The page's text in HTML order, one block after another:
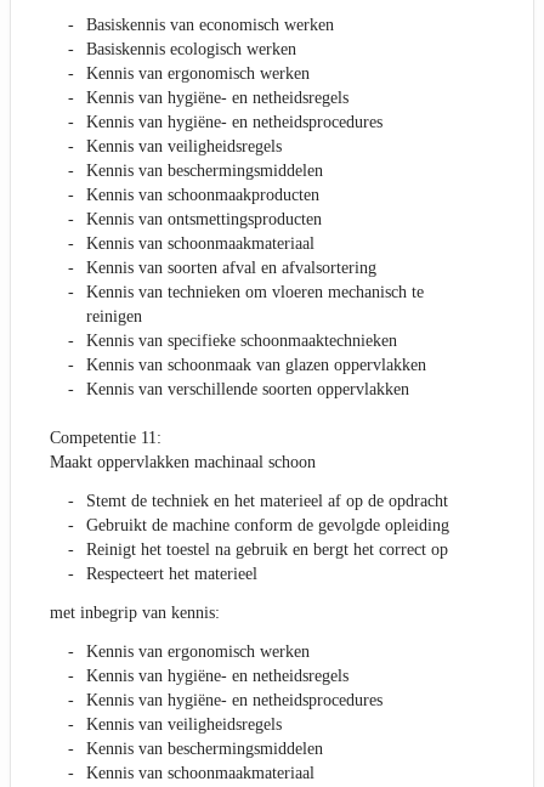
Basiskennis van economisch werken
Basiskennis ecologisch werken
Kennis van ergonomisch werken
Kennis van hygiëne- en netheidsregels
Kennis van hygiëne- en netheidsprocedures
Kennis van veiligheidsregels
Kennis van beschermingsmiddelen
Kennis van schoonmaakproducten
Kennis van ontsmettingsproducten
Kennis van schoonmaakmateriaal
Kennis van soorten afval en afvalsortering
Kennis van technieken om vloeren mechanisch te
reinigen
Kennis van specifieke schoonmaaktechnieken
Kennis van schoonmaak van glazen oppervlakken
Kennis van verschillende soorten oppervlakken
Competentie 11:
Maakt oppervlakken machinaal schoon
Stemt de techniek en het materieel af op de opdracht
Gebruikt de machine conform de gevolgde opleiding
Reinigt het toestel na gebruik en bergt het correct op
Respecteert het materieel
met inbegrip van kennis:
Kennis van ergonomisch werken
Kennis van hygiëne- en netheidsregels
Kennis van hygiëne- en netheidsprocedures
Kennis van veiligheidsregels
Kennis van beschermingsmiddelen
Kennis van schoonmaakmateriaal